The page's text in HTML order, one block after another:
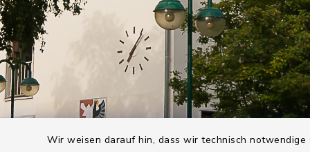
Wir weisen darauf hin, dass wir technisch